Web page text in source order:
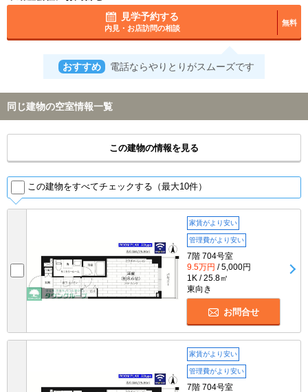
見学予約する
内見・お店訪問の相談
無料
おすすめ 電話ならやりとりがスムーズです
同じ建物の空室情報一覧
この建物の情報を見る
この建物をすべてチェックする（最大10件）
家賃がより安い
管理費がより安い
7階 704号室
9.5万円 / 5,000円
1K / 25.8㎡
東向き
お問合せ
家賃がより安い
管理費がより安い
7階 704号室